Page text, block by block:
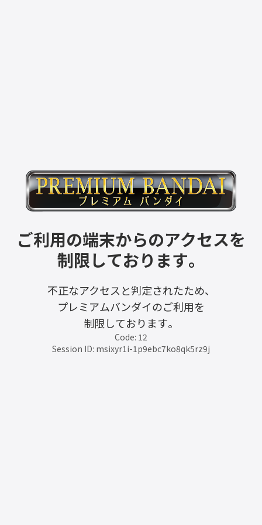
ご利用の端末からのアクセスを
制限しております。
不正なアクセスと判定されたため、
プレミアムバンダイのご利用を
制限しております。
Code: 12
Session ID: msixyr1i-1p9ebc7ko8qk5rz9j